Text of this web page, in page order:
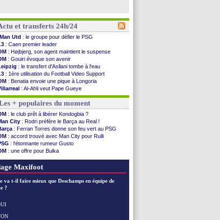
et transferts 24h/24
Man Utd : le groupe pour défier le PSG
: Caen premier leader
: Højbjerg, son agent maintient le suspense
: Gouiri évoque son avenir
: le transfert d'Asllani tombe à l'eau
: 1ère utilisation du Football Video Support
: Benatia envoie une pique à Longoria
: Al-Ahli veut Pape Gueye
: la dernière saison de Fonseca ?
: un nouveau prétendant pour Højbjerg
: un gardien norvégien en approche ?
: McCourt a versé 120 M€ en 2026
: 4 retours dans le groupe face à Man Utd ...
: Kevin Carlos va partir en Italie
: prison avec sursis requis contre un arbitre
: c'est signé pour Luca Zidane (off.)
: Ruggeri en route pour Aston Villa
: Mangala prêté à Getafe (officiel)
: Naples vise Gabriel Jesus
+ populaires du moment
: le club prêt à libérer Kondogbia ?
City : Rodri préfère le Barça au Real !
: Ferran Torres donne son feu vert au PSG
: accord trouvé avec Man City pour Rulli
: l'étonnante rumeur Gusto
: une offre pour Bulka
: 4 retours dans le groupe face à Man Utd ?
Maxifoot
va t-il faire mieux que Deschamps en équipe de
?